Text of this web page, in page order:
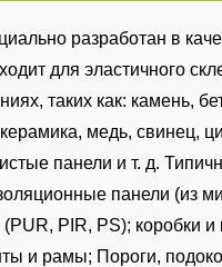
разработан в
для эластичного
таких как: камень,
медь, свинец,
панели и т. д.
панели (из
(PUR, PIR, PS); коробки
и рамы; Пороги,